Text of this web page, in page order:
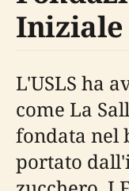
Iniziale
L'USLS ha
come La
fondata nel
portato